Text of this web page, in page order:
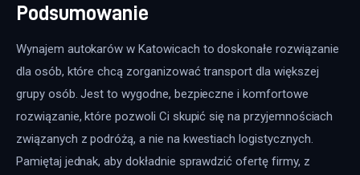
Podsumowanie
Wynajem autokarów w Katowicach to doskonałe rozwiązanie
dla osób, które chcą zorganizować transport dla większej
grupy osób. Jest to wygodne, bezpieczne i komfortowe
rozwiązanie, które pozwoli Ci skupić się na przyjemnościach
związanych z podróżą, a nie na kwestiach logistycznych.
Pamiętaj jednak, aby dokładnie sprawdzić ofertę firmy, z